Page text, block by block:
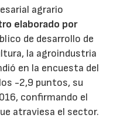
agrario
elaborado por
de desarrollo de
la agroindustria
en la encuesta del
-2,9 puntos, su
confirmando el
atraviesa el sector.